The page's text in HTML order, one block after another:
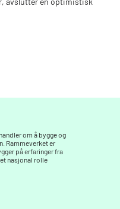
om å bygge og
Rammeverket er
på erfaringer fra
nasjonal rolle